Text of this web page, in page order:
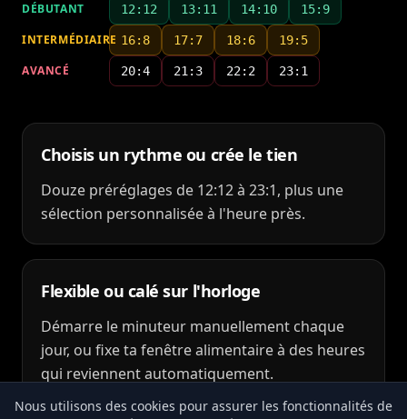
DÉBUTANT 12:12 13:11 14:10 15:9
INTERMÉDIAIRE 16:8 17:7 18:6 19:5
AVANCÉ 20:4 21:3 22:2 23:1
Choisis un rythme ou crée le tien
Douze préréglages de 12:12 à 23:1, plus une
sélection personnalisée à l'heure près.
Flexible ou calé sur l'horloge
Démarre le minuteur manuellement chaque
jour, ou fixe ta fenêtre alimentaire à des heures
qui reviennent automatiquement.
Nous utilisons des cookies pour assurer les fonctionnalités de